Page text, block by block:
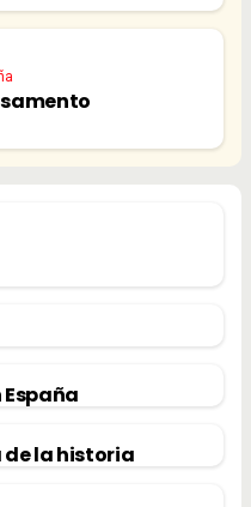
de la historia